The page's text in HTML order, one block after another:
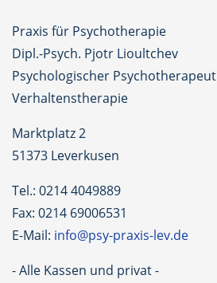
Praxis für Psychotherapie
Dipl.-Psych. Pjotr Lioultchev
Psychologischer Psychotherapeut
Verhaltenstherapie
Marktplatz 2
51373 Leverkusen
Tel.: 0214 4049889
Fax: 0214 69006531
E-Mail: info@psy-praxis-lev.de
- Alle Kassen und privat -